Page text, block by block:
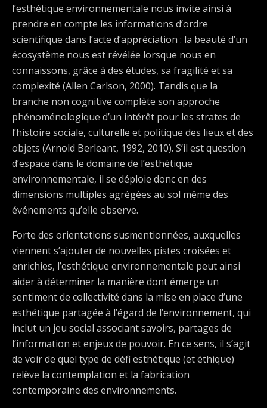
l’esthétique environnementale nous invite ainsi à
prendre en compte les informations d’ordre
scientifique dans l’acte d’appréciation : la beauté d’un
écosystème nous est révélée lorsque nous en
connaissons, grâce à des études, sa fragilité et sa
complexité (Allen Carlson, 2000). Tandis que la
branche non cognitive complète son approche
phénoménologique d’un intérêt pour les strates de
l’histoire sociale, culturelle et politique des lieux et des
objets (Arnold Berleant, 1992, 2010). S’il est question
d’espace dans le domaine de l’esthétique
environnementale, il se déploie donc en des
dimensions multiples agrégées au sol même des
événements qu’elle observe.
Forte des orientations susmentionnées, auxquelles
viennent s’ajouter de nouvelles pistes croisées et
enrichies, l’esthétique environnementale peut ainsi
aider à déterminer la manière dont émerge un
sentiment de collectivité dans la mise en place d’une
esthétique partagée à l’égard de l’environnement, qui
inclut un jeu social associant savoirs, partages de
l’information et enjeux de pouvoir. En ce sens, il s’agit
de voir de quel type de défi esthétique (et éthique)
relève la contemplation et la fabrication
contemporaine des environnements.